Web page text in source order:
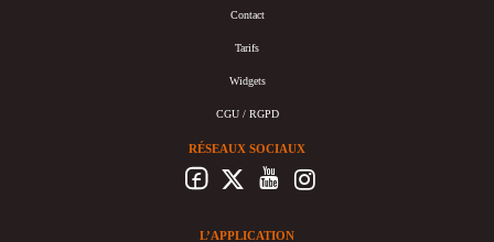
Contact
Tarifs
Widgets
CGU / RGPD
RÉSEAUX SOCIAUX
L’APPLICATION